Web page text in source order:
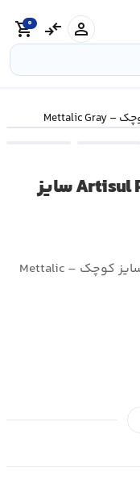
person
compare_arrows
shopping_cart
0
قلم نوری آرتيسول مدل Artisul Pencil سايز
قلم نوری آرتيسول مدل Artisul Pencil سايز کوچک – Mettalic